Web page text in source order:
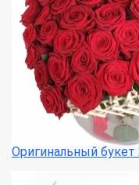
Оригинальный